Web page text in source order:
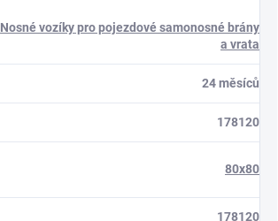
Nosné vozíky pro pojezdové samonosné brány
a vrata
24 měsíců
178120
80x80
178120